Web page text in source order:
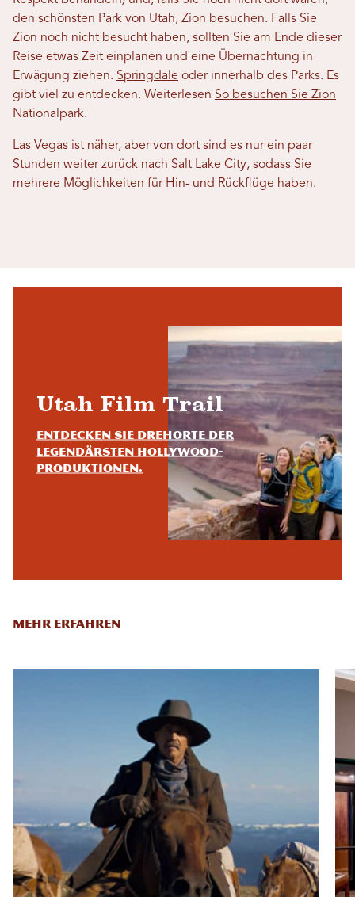
den schönsten Park von Utah, Zion besuchen. Falls Sie
Zion noch nicht besucht haben, sollten Sie am Ende dieser
Reise etwas Zeit einplanen und eine Übernachtung in
Erwägung ziehen. Springdale oder innerhalb des Parks. Es
gibt viel zu entdecken. Weiterlesen So besuchen Sie Zion
Nationalpark.
Las Vegas ist näher, aber von dort sind es nur ein paar
Stunden weiter zurück nach Salt Lake City, sodass Sie
mehrere Möglichkeiten für Hin- und Rückflüge haben.
Utah Film Trail
Entdecken Sie Drehorte der
legendärsten Hollywood-
Produktionen.
MEHR ERFAHREN